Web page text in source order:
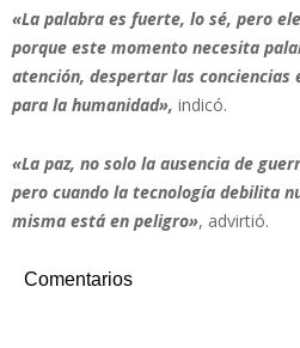
«La palabra es fuerte, lo sé, pero
porque este momento necesita
atención, despertar las conciencias
para la humanidad», indicó.
«La paz, no solo la ausencia de
pero cuando la tecnología debilita
misma está en peligro», advirtió.
Comentarios